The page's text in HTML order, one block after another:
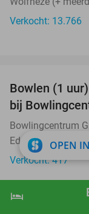
shopping_cart
hotel
Verkocht: 13.766
Bowlen (1
bij
Bowlingcentrum
Ede
Verkocht: 417
OPEN